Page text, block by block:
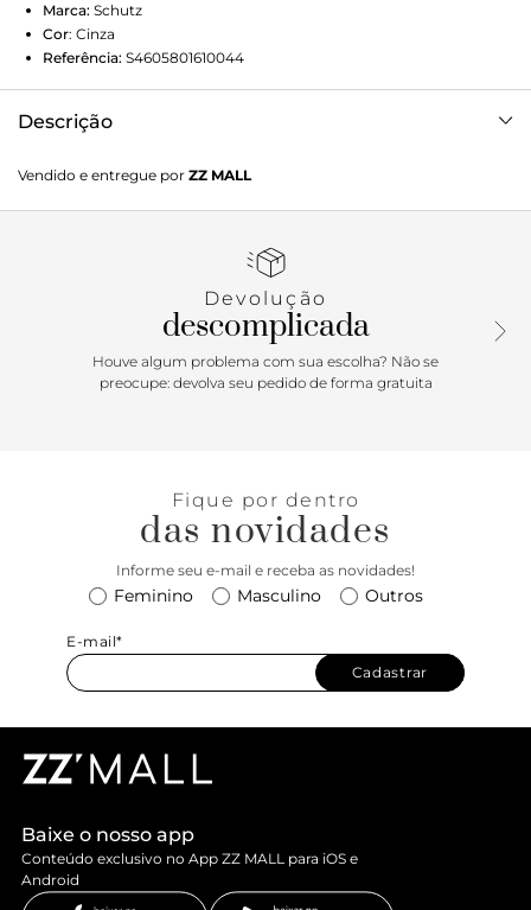
Marca: Schutz
Cor: Cinza
Referência: S4605801610044
Descrição
construção matelassê da família 944 (hit da Schutz!), esta
carteira é perfeita por reunir tudo o que você precisa em
dinheiro e cartões. Sofisticada e cheia de estilo, ela é a
boa dose de personalidade e elegância!
Vendido e entregue por ZZ MALL
Devolução
descomplicada
Houve algum problema com sua escolha? Não se
preocupe: devolva seu pedido de forma gratuita
Fique por dentro
das novidades
Informe seu e-mail e receba as novidades!
Feminino Masculino Outros
E-mail*
Cadastrar
Baixe o nosso app
Conteúdo exclusivo no App ZZ MALL para iOS e
Android